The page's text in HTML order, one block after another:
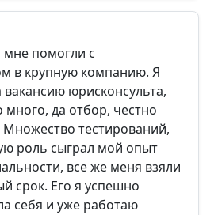
помогли с
в крупную компанию. Я
юрисконсульта,
много, да отбор, честно
Множество тестирований,
роль сыграл мой опыт
все же меня взяли
срок. Его я успешно
себя и уже работаю